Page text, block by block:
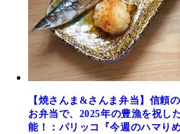
【焼さんま&さんま弁当】信頼
お弁当で、2025年の豊漁を祝し
能！：パリッコ『今週のハマり